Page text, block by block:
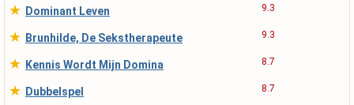
★ Dominant Leven 9.3
★ Brunhilde, De Sekstherapeute 9.3
★ Kennis Wordt Mijn Domina 8.7
★ Dubbelspel 8.7